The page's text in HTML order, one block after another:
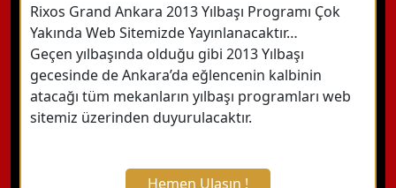
Detaylı Bilgi Alın
Rixos Grand Ankara 2013 Yılbaşı Programı Çok
Yakında Web Sitemizde Yayınlanacaktır…
Geçen yılbaşında olduğu gibi 2013 Yılbaşı
gecesinde de Ankara’da eğlencenin kalbinin
atacağı tüm mekanların yılbaşı programları web
sitemiz üzerinden duyurulacaktır.
Hemen Ulaşın !